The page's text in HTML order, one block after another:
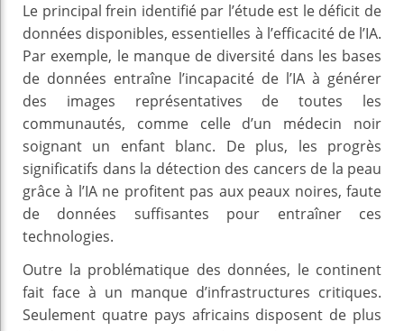
Le principal frein identifié par l’étude est le déficit de
données disponibles, essentielles à l’efficacité de l’IA.
Par exemple, le manque de diversité dans les bases
de données entraîne l’incapacité de l’IA à générer
des images représentatives de toutes les
communautés, comme celle d’un médecin noir
soignant un enfant blanc. De plus, les progrès
significatifs dans la détection des cancers de la peau
grâce à l’IA ne profitent pas aux peaux noires, faute
de données suffisantes pour entraîner ces
technologies.
Outre la problématique des données, le continent
fait face à un manque d’infrastructures critiques.
Seulement quatre pays africains disposent de plus